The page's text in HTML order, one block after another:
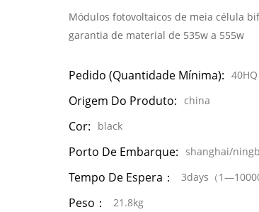
Módulos fotovoltaicos de meia célula
garantia de material de 535w a 555w
Pedido (quantidade Mínima): 40HQ
Origem Do Produto: china
Cor: black
Porto De Embarque: shanghai/
Tempo De Espera： 3days（
Peso： 21.8kg